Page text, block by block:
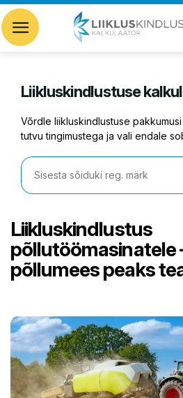
Liikluskindlustuse
Võrdle liikluskindlustuse
tutvu tingimustega ja vali endale
Liikluskindlustus
põllutöömasinatele
põllumees peaks